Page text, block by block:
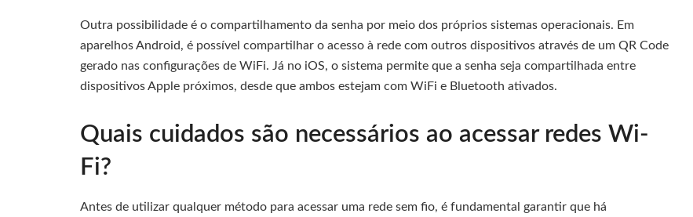
Outra possibilidade é o compartilhamento da senha por meio dos próprios sistemas operacionais. Em
aparelhos Android, é possível compartilhar o acesso à rede com outros dispositivos através de um QR Code
gerado nas configurações de WiFi. Já no iOS, o sistema permite que a senha seja compartilhada entre
dispositivos Apple próximos, desde que ambos estejam com WiFi e Bluetooth ativados.
Quais cuidados são necessários ao acessar redes Wi-
Fi?
Antes de utilizar qualquer método para acessar uma rede sem fio, é fundamental garantir que há